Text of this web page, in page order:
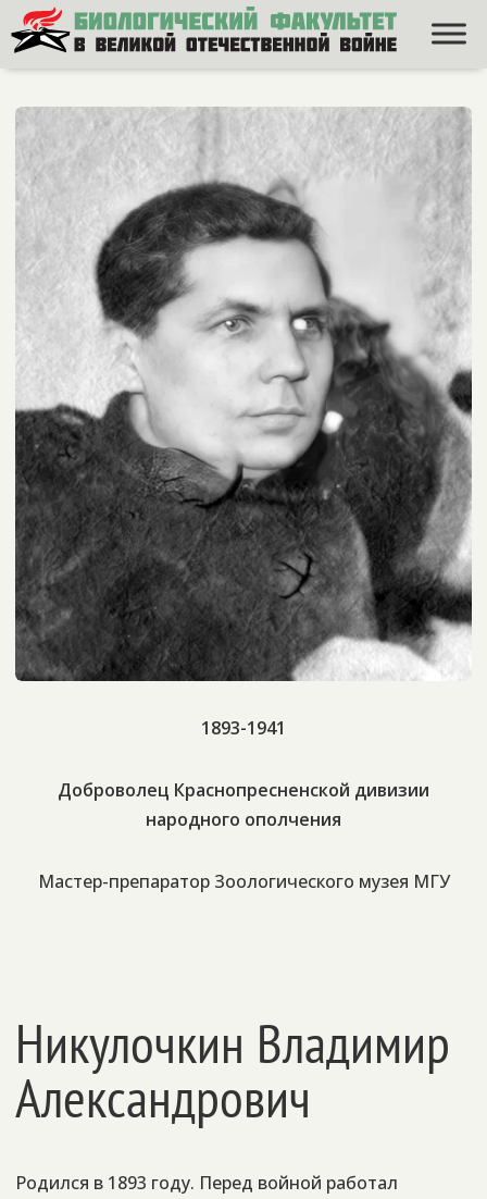
1893-1941
Доброволец Краснопресненской дивизии
народного ополчения
Мастер-препаратор Зоологического музея МГУ
Никулочкин Владимир
Александрович
Родился в 1893 году. Перед войной работал